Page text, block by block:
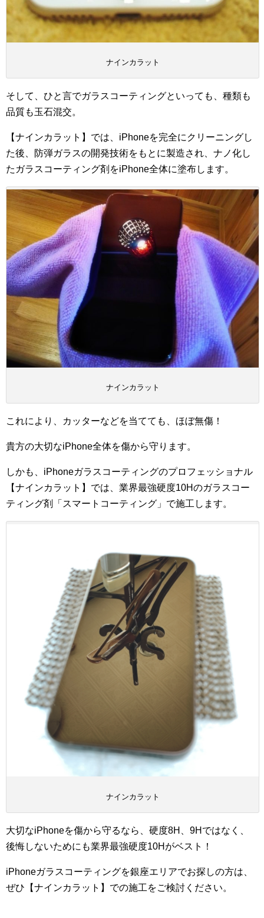
ナインカラット
そして、ひと言でガラスコーティングといっても、種類も
品質も玉石混交。
【ナインカラット】では、iPhoneを完全にクリーニングし
た後、防弾ガラスの開発技術をもとに製造され、ナノ化し
たガラスコーティング剤をiPhone全体に塗布します。
ナインカラット
これにより、カッターなどを当てても、ほぼ無傷！
貴方の大切なiPhone全体を傷から守ります。
しかも、iPhoneガラスコーティングのプロフェッショナル
【ナインカラット】では、業界最強硬度10Hのガラスコー
ティング剤「スマートコーティング」で施工します。
ナインカラット
大切なiPhoneを傷から守るなら、硬度8H、9Hではなく、
後悔しないためにも業界最強硬度10Hがベスト！
iPhoneガラスコーティングを銀座エリアでお探しの方は、
ぜひ【ナインカラット】での施工をご検討ください。